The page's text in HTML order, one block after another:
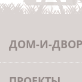
ДОМ-И-